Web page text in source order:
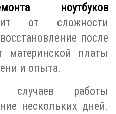
ноутбуков
от сложности
после
материнской платы
и опыта.
случаев работы
нескольких дней.